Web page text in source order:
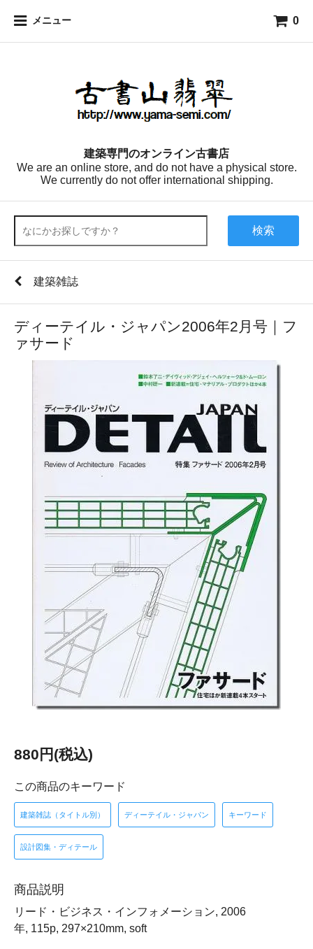
メニュー 0
建築専門のオンライン古書店
We are an online store, and do not have a physical store.
We currently do not offer international shipping.
検索
建築雑誌
ディーテイル・ジャパン2006年2月号｜フ
ァサード
880円(税込)
この商品のキーワード
建築雑誌（タイトル別） ディーテイル・ジャパン キーワード
設計図集・ディテール
商品説明
リード・ビジネス・インフォメーション, 2006
年, 115p, 297×210mm, soft